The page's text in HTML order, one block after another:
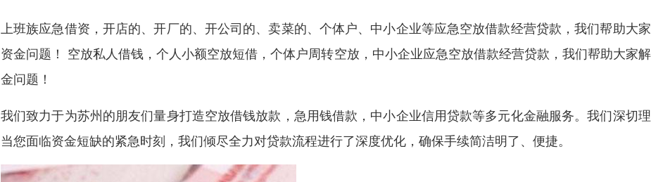
上班族应急借资，开店的、开厂的、开公司的、卖菜的、个体户、中小企业等应急空放借款经营贷款，我们帮助大
资金问题！ 空放私人借钱，个人小额空放短借，个体户周转空放，中小企业应急空放借款经营贷款，我们帮助大家
金问题！
我们致力于为苏州的朋友们量身打造空放借钱放款，急用钱借款，中小企业信用贷款等多元化金融服务。我们深切
当您面临资金短缺的紧急时刻，我们倾尽全力对贷款流程进行了深度优化，确保手续简洁明了、便捷。